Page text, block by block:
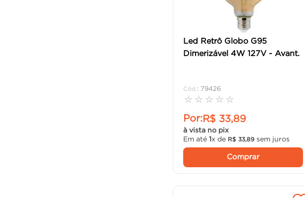
Led Retrô Globo G95
Dimerizável 4W 127V - Avant.
: 79426
☆ ☆ ☆ ☆ ☆
Por:R$ 33,89
à vista no pix
Em até 1x de R$ 33, 89sem juros
Comprar